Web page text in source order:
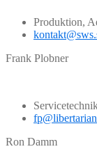
Produktion,
Frank Plobner
Ron Damm